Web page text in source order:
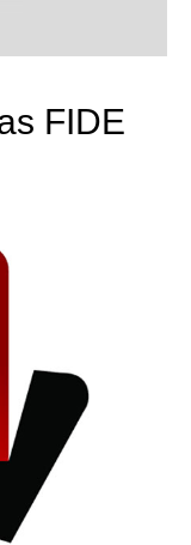
FIDE